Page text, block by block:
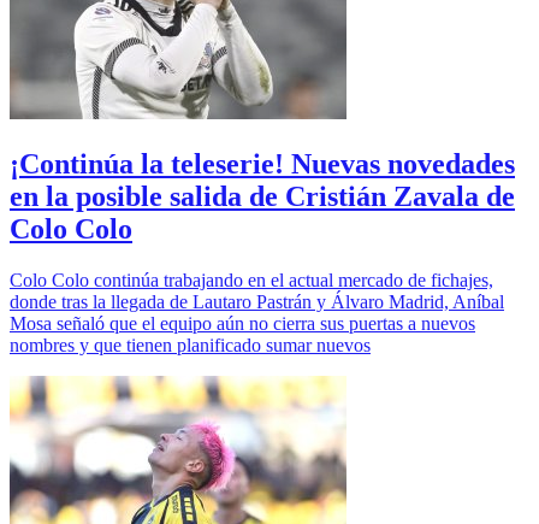
¡Continúa la teleserie! Nuevas novedades
en la posible salida de Cristián Zavala de
Colo Colo
Colo Colo continúa trabajando en el actual mercado de fichajes,
donde tras la llegada de Lautaro Pastrán y Álvaro Madrid, Aníbal
Mosa señaló que el equipo aún no cierra sus puertas a nuevos
nombres y que tienen planificado sumar nuevos